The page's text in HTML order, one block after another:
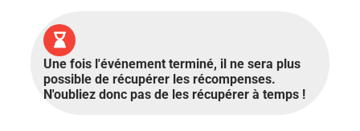
Une fois l'événement terminé, il ne sera plus
possible de récupérer les récompenses.
N'oubliez donc pas de les récupérer à temps !